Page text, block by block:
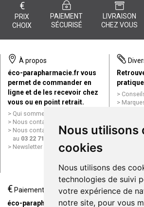
Nous utilisons
cookies
Nous utilisons des
technologies de suivi
votre expérience de
notre site, pour vous
€
PRIX
CHOIX
PAIEMENT
SÉCURISÉ
LIVRAISON
CHEZ VOUS
À propos
éco-parapharmacie.fr vous
permet de commander en
ligne et de les recevoir chez
vous ou en point retrait.
Qui sommes nous ?
Nous contacter par e-mail
Nous contacter par téléphone
au 03 22 71 64 10
Newsletter
ligne
€ Paiement
éco-parapharmacie.fr offre